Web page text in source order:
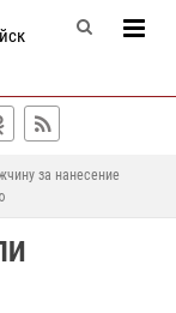
за нанесение